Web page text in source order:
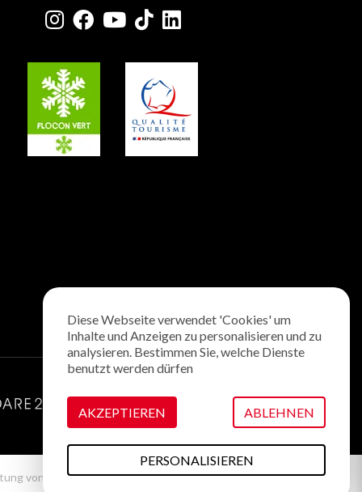
von Cookies
Diese Webseite verwendet 'Cookies' um
Inhalte und Anzeigen zu personalisieren und zu
analysieren. Bestimmen Sie, welche Dienste
benutzt werden dürfen
AKZEPTIEREN ABLEHNEN
PERSONALISIEREN